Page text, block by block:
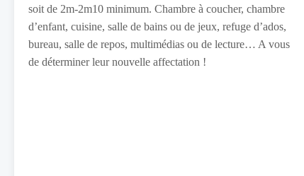
soit de 2m-2m10 minimum. Chambre à coucher, chambre
d’enfant, cuisine, salle de bains ou de jeux, refuge d’ados,
bureau, salle de repos, multimédias ou de lecture… A vous
de déterminer leur nouvelle affectation !